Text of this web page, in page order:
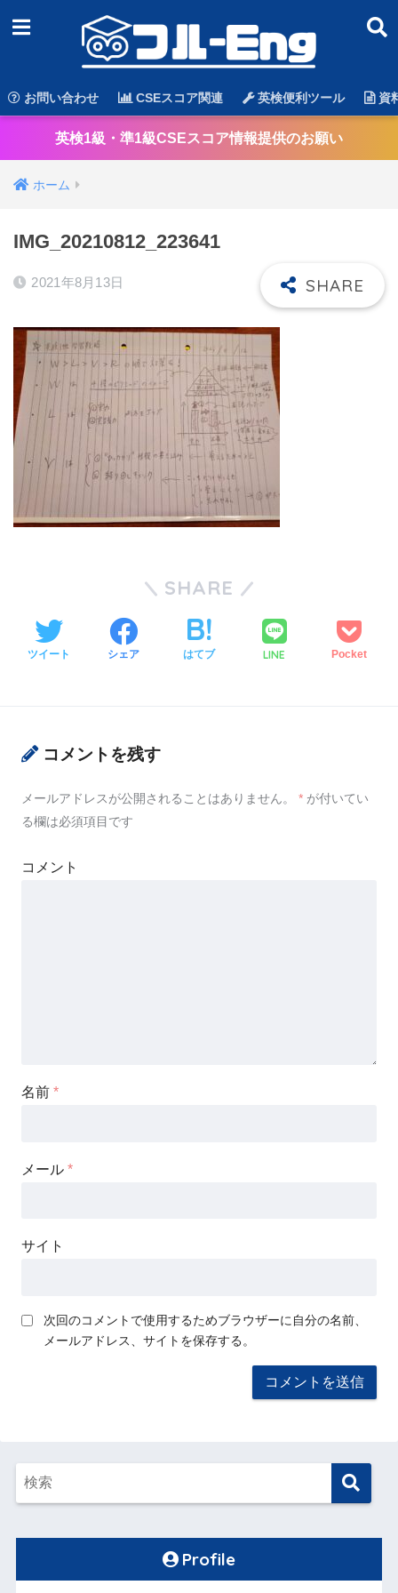
お問い合わせ CSEスコア関連 英検便利ツール 資
英検1級・準1級CSEスコア情報提供のお願い
ホーム
IMG_20210812_223641
2021年8月13日
SHARE
ツイート シェア はてブ LINE Pocket
コメントを残す
メールアドレスが公開されることはありません。 * が付いてい
る欄は必須項目です
コメント
名前 *
メール *
サイト
次回のコメントで使用するためブラウザーに自分の名前、
メールアドレス、サイトを保存する。
Profile